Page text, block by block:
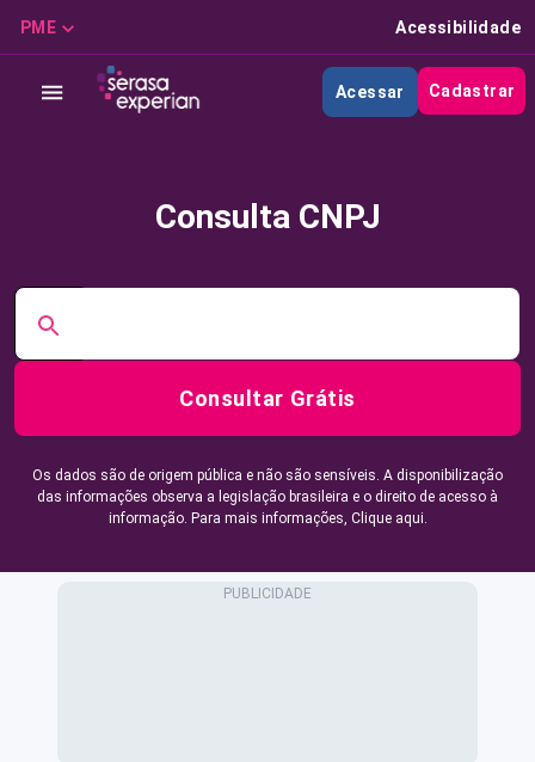
PME Acessibilidade
Acessar Cadastrar
Consulta CNPJ
Consultar Grátis
Os dados são de origem pública e não são sensíveis. A disponibilização
das informações observa a legislação brasileira e o direito de acesso à
informação. Para mais informações, Clique aqui.